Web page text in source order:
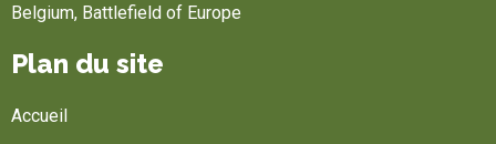
Belgium, Battlefield of Europe
Plan du site
Accueil